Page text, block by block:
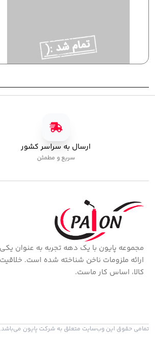
ارسال به سراسر کشور
سریع و مطمئن
مجموعه پایون با یک دهه تجربه به عنوان یکی
ارائه ملزومات ناخن شناخته شده است.
کالا، اساس کار ماست.
تمامی حقوق این وب‌سایت متعلق به شرکت پایون می‌باشد.